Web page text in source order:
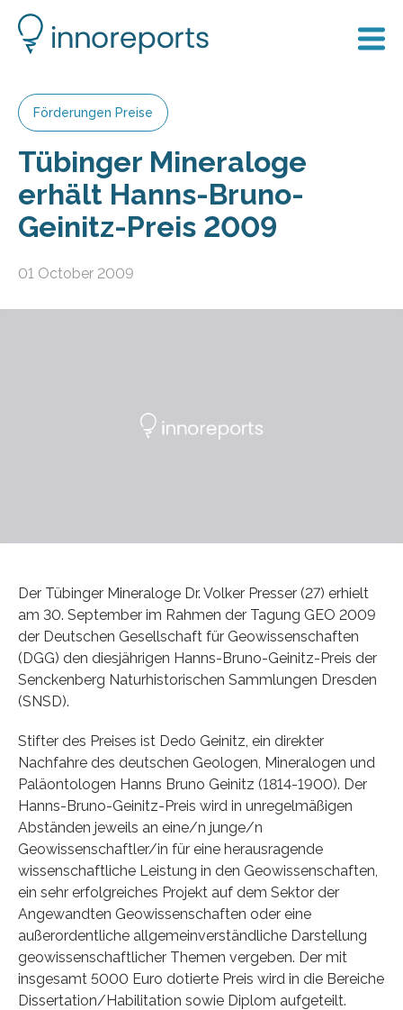
Förderungen Preise
Tübinger Mineraloge
erhält Hanns-Bruno-
Geinitz-Preis 2009
01 October 2009
Der Tübinger Mineraloge Dr. Volker Presser (27) erhielt
am 30. September im Rahmen der Tagung GEO 2009
der Deutschen Gesellschaft für Geowissenschaften
(DGG) den diesjährigen Hanns-Bruno-Geinitz-Preis der
Senckenberg Naturhistorischen Sammlungen Dresden
(SNSD).
Stifter des Preises ist Dedo Geinitz, ein direkter
Nachfahre des deutschen Geologen, Mineralogen und
Paläontologen Hanns Bruno Geinitz (1814-1900). Der
Hanns-Bruno-Geinitz-Preis wird in unregelmäßigen
Abständen jeweils an eine/n junge/n
Geowissenschaftler/in für eine herausragende
wissenschaftliche Leistung in den Geowissenschaften,
ein sehr erfolgreiches Projekt auf dem Sektor der
Angewandten Geowissenschaften oder eine
außerordentliche allgemeinverständliche Darstellung
geowissenschaftlicher Themen vergeben. Der mit
insgesamt 5000 Euro dotierte Preis wird in die Bereiche
Dissertation/Habilitation sowie Diplom aufgeteilt.